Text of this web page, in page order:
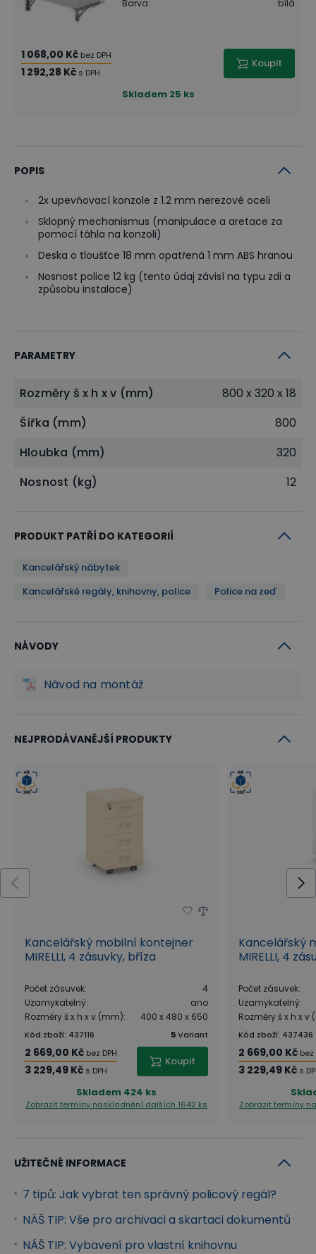
Barva: bílá
1 068,00 Kč bez DPH
1 292,28 Kč s DPH
Koupit
Skladem 25 ks
POPIS
2x upevňovací konzole z 1.2 mm nerezové oceli
Sklopný mechanismus (manipulace a aretace za
pomocí táhla na konzoli)
Deska o tloušťce 18 mm opatřená 1 mm ABS hranou
Nosnost police 12 kg (tento údaj závisí na typu zdi a
způsobu instalace)
PARAMETRY
Rozměry š x h x v (mm)
800 x 320 x 18
Šířka (mm)
800
Hloubka (mm)
320
Nosnost (kg)
12
PRODUKT PATŘÍ DO KATEGORIÍ
Kancelářský nábytek
Kancelářské regály, knihovny, police
Police na zeď
NÁVODY
Návod na montáž
NEJPRODÁVANĚJŠÍ PRODUKTY
Kancelářský mobilní kontejner
MIRELLI, 4 zásuvky, bříza
Počet zásuvek:
4
Uzamykatelný:
ano
Rozměry š x h x v (mm): 400 x 480 x 650
Kód zboží: 437116 5Variant
2 669,00 Kč bez DPH
3 229,49 Kč s DPH
Koupit
Skladem 424 ks
Zobrazit termíny naskladnění dalších 1642 ks
Kancelářský
MIRELLI, 4
Počet zásuvek:
Uzamykatelný:
Rozměry š x h x v
Kód zboží: 437436
2 669,00 Kč bez
3 229,49 Kč s
Zobrazit termíny
UŽITEČNÉ INFORMACE
7 tipů: Jak vybrat ten správný policový regál?
NÁŠ TIP: Vše pro archivaci a skartaci dokumentů
NÁŠ TIP: Vybavení pro vlastní knihovnu